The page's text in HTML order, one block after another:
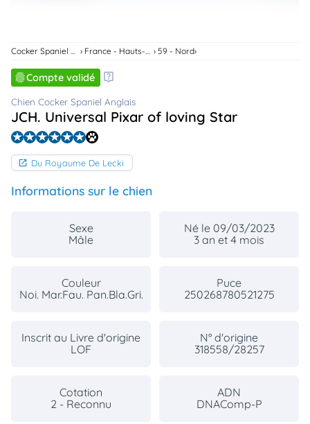
59 - Nord
Compte validé
Chien Cocker Spaniel Anglais
JCH. Universal Pixar of loving Star
Du Royaume De Lecki
Informations sur le chien
Sexe
Mâle
Né le 09/03/2023
3 an et 4 mois
Couleur
Noi. Mar.Fau. Pan.Bla.Gri.
Puce
250268780521275
Inscrit au Livre d'origine
LOF
N° d'origine
318558/28257
Cotation
2 - Reconnu
ADN
DNAComp-P